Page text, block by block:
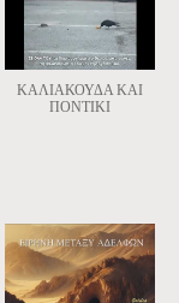
ΚΑΛΙΑΚΟΥΔΑ ΚΑΙ
ΠΟΝΤΙΚΙ